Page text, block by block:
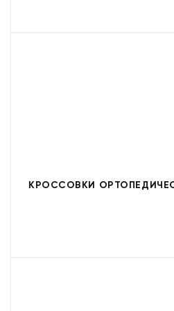
КРОССОВКИ